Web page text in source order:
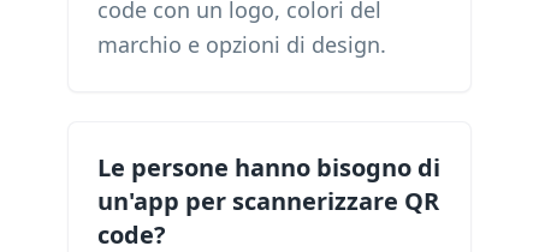
code con un logo, colori del
marchio e opzioni di design.
Le persone hanno bisogno di
un'app per scannerizzare QR
code?